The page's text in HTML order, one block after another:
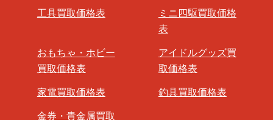
工具買取価格表
ミニ四駆買取価格
表
おもちゃ・ホビー
買取価格表
アイドルグッズ買
取価格表
家電買取価格表 釣具買取価格表
金券・貴金属買取